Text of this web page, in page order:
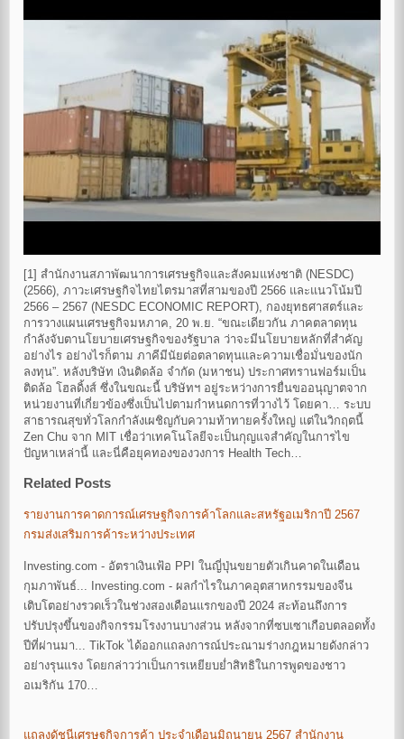
[1] สำนักงานสภาพัฒนาการเศรษฐกิจและสังคมแห่งชาติ (NESDC)
(2566), ภาวะเศรษฐกิจไทยไตรมาสที่สามของปี 2566 และแนวโน้มปี
2566 – 2567 (NESDC ECONOMIC REPORT), กองยุทธศาสตร์และ
การวางแผนเศรษฐกิจมหภาค, 20 พ.ย. “ขณะเดียวกัน ภาคตลาดทุน
กำลังจับตานโยบายเศรษฐกิจของรัฐบาล ว่าจะมีนโยบายหลักที่สำคัญ
อย่างไร อย่างไรก็ตาม ภาคีมีนัยต่อตลาดทุนและความเชื่อมั่นของนัก
ลงทุน”. หลังบริษัท เงินติดล้อ จำกัด (มหาชน) ประกาศทรานฟอร์มเป็น
ติดล้อ โฮลดิ้งส์ ซึ่งในขณะนี้ บริษัทฯ อยู่ระหว่างการยื่นขออนุญาตจาก
หน่วยงานที่เกี่ยวข้องซึ่งเป็นไปตามกำหนดการที่วางไว้ โดยคา… ระบบ
สาธารณสุขทั่วโลกกำลังเผชิญกับความท้าทายครั้งใหญ่ แต่ในวิกฤตนี้
Zen Chu จาก MIT เชื่อว่าเทคโนโลยีจะเป็นกุญแจสำคัญในการไข
ปัญหาเหล่านี้ และนี่คือยุคทองของวงการ Health Tech…
Related Posts
รายงานการคาดการณ์เศรษฐกิจการค้าโลกและสหรัฐอเมริกาปี 2567
กรมส่งเสริมการค้าระหว่างประเทศ
Investing.com - อัตราเงินเฟ้อ PPI ในญี่ปุ่นขยายตัวเกินคาดในเดือน
กุมภาพันธ์... Investing.com - ผลกำไรในภาคอุตสาหกรรมของจีน
เติบโตอย่างรวดเร็วในช่วงสองเดือนแรกของปี 2024 สะท้อนถึงการ
ปรับปรุงขึ้นของกิจกรรมโรงงานบางส่วน หลังจากที่ซบเซาเกือบตลอดทั้ง
ปีที่ผ่านมา... TikTok ได้ออกแถลงการณ์ประณามร่างกฎหมายดังกล่าว
อย่างรุนแรง โดยกล่าวว่าเป็นการเหยียบย่ำสิทธิในการพูดของชาว
อเมริกัน 170…
แถลงดัชนีเศรษฐกิจการค้า ประจำเดือนมิถุนายน 2567 สำนักงาน